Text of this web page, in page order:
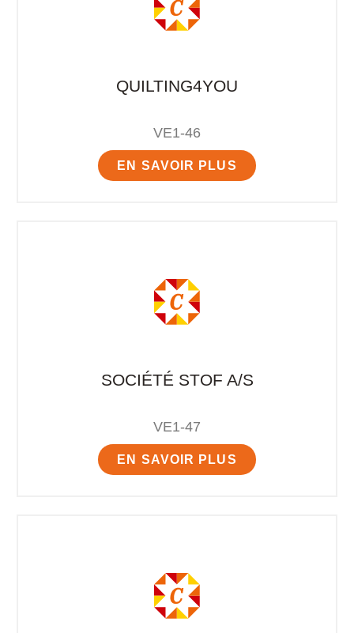
QUILTING4YOU
VE1-46
EN SAVOIR PLUS
SOCIÉTÉ STOF A/S
VE1-47
EN SAVOIR PLUS